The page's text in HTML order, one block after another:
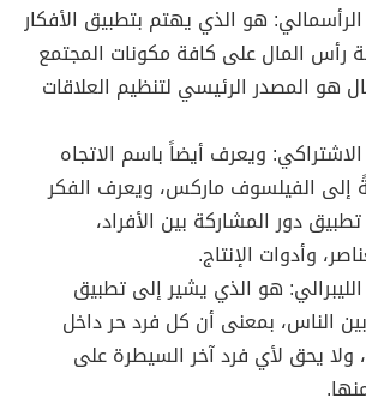
الرأسمالي: هو الذي يهتم بتطبيق الأفكار
رأس المال على كافة مكونات المجتمع
هو المصدر الرئيسي لتنظيم العلاقات
الاشتراكي: ويعرف أيضاً باسم الاتجاه
إلى الفيلسوف ماركس، ويعرف الفكر
دور المشاركة بين الأفراد،
وأدوات الإنتاج.
الليبرالي: هو الذي يشير إلى تطبيق
بين الناس، بمعنى أن كل فرد حر داخل
ولا يحق لأي فرد آخر السيطرة على